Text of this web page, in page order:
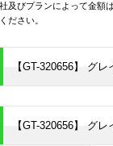
社及びプランによって金額
ください。
【GT-320656】 グ
【GT-320656】 グ